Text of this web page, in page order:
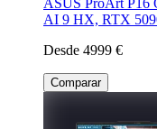
AI 9 HX, RTX
Desde 4999 €
Comparar